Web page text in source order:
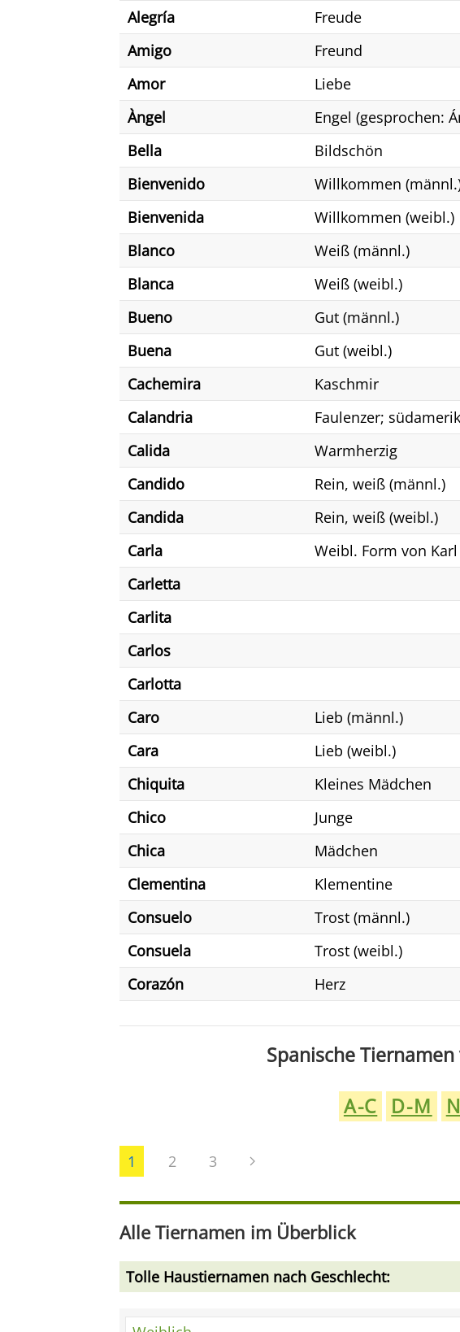
Alegría
Freude
Amigo
Freund
Amor
Liebe
Àngel
Engel (gesprochen:
Bella
Bildschön
Bienvenido
Willkommen
Bienvenida
Willkommen (weibl.)
Blanco
Weiß (männl.)
Blanca
Weiß (weibl.)
Bueno
Gut (männl.)
Buena
Gut (weibl.)
Cachemira
Kaschmir
Calandria
Faulenzer;
Calida
Warmherzig
Candido
Rein, weiß (männl.)
Candida
Rein, weiß (weibl.)
Carla
Weibl. Form von Karl
Carletta
Carlita
Carlos
Carlotta
Caro
Lieb (männl.)
Cara
Lieb (weibl.)
Chiquita
Kleines Mädchen
Chico
Junge
Chica
Mädchen
Clementina
Klementine
Consuelo
Trost (männl.)
Consuela
Trost (weibl.)
Corazón
Herz
Spanische Tiernamen
A-C
D-M
1 2 3
Alle Tiernamen im Überblick
Tolle Haustiernamen nach Geschlecht: